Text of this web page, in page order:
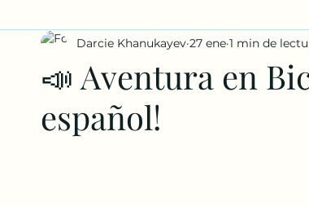
Español Valencià El Equipo DarKha
Los Niños DarKha
📣 Aventura en
español!
Darcie Khanukayev 27 ene 1 min de